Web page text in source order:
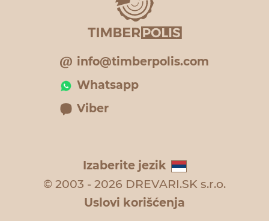
info@timberpolis.com
Whatsapp
Viber
Izaberite jezik
© 2003 - 2026 DREVARI.SK s.r.o.
Uslovi korišćenja